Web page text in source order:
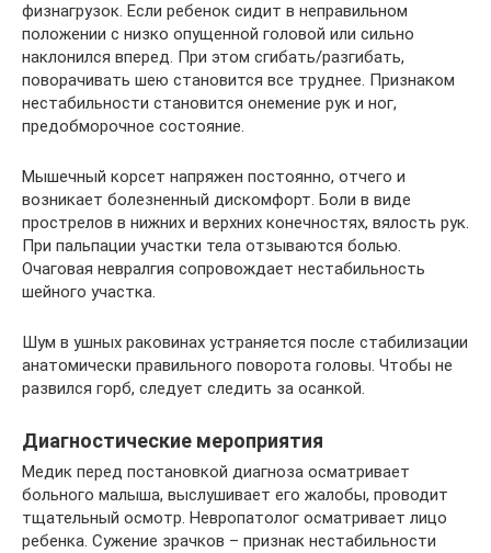
физнагрузок. Если ребенок сидит в неправильном
положении с низко опущенной головой или сильно
наклонился вперед. При этом сгибать/разгибать,
поворачивать шею становится все труднее. Признаком
нестабильности становится онемение рук и ног,
предобморочное состояние.
Мышечный корсет напряжен постоянно, отчего и
возникает болезненный дискомфорт. Боли в виде
прострелов в нижних и верхних конечностях, вялость рук.
При пальпации участки тела отзываются болью.
Очаговая невралгия сопровождает нестабильность
шейного участка.
Шум в ушных раковинах устраняется после стабилизации
анатомически правильного поворота головы. Чтобы не
развился горб, следует следить за осанкой.
Диагностические мероприятия
Медик перед постановкой диагноза осматривает
больного малыша, выслушивает его жалобы, проводит
тщательный осмотр. Невропатолог осматривает лицо
ребенка. Сужение зрачков – признак нестабильности